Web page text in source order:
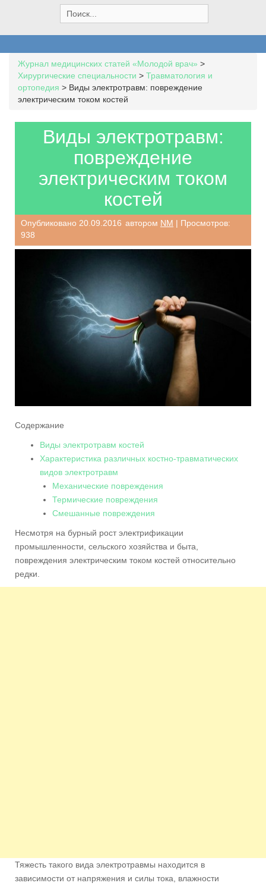
e
a
h
f
o
r
Журнал медицинских статей «Молодой врач» >
Хирургические специальности > Травматология и
ортопедия > Виды электротравм: повреждение
электрическим током костей
Виды электротравм:
повреждение
электрическим током
костей
Опубликовано 20.09.2016 автором NM | Просмотров:
938
Содержание
Виды электротравм костей
Характеристика различных костно-травматических
видов электротравм
Механические повреждения
Термические повреждения
Смешанные повреждения
Несмотря на бурный рост электрификации
промышленности, сельского хозяйства и быта,
повреждения электрическим током костей относительно
редки.
Тяжесть такого вида электротравмы находится в
зависимости от напряжения и силы тока, влажности